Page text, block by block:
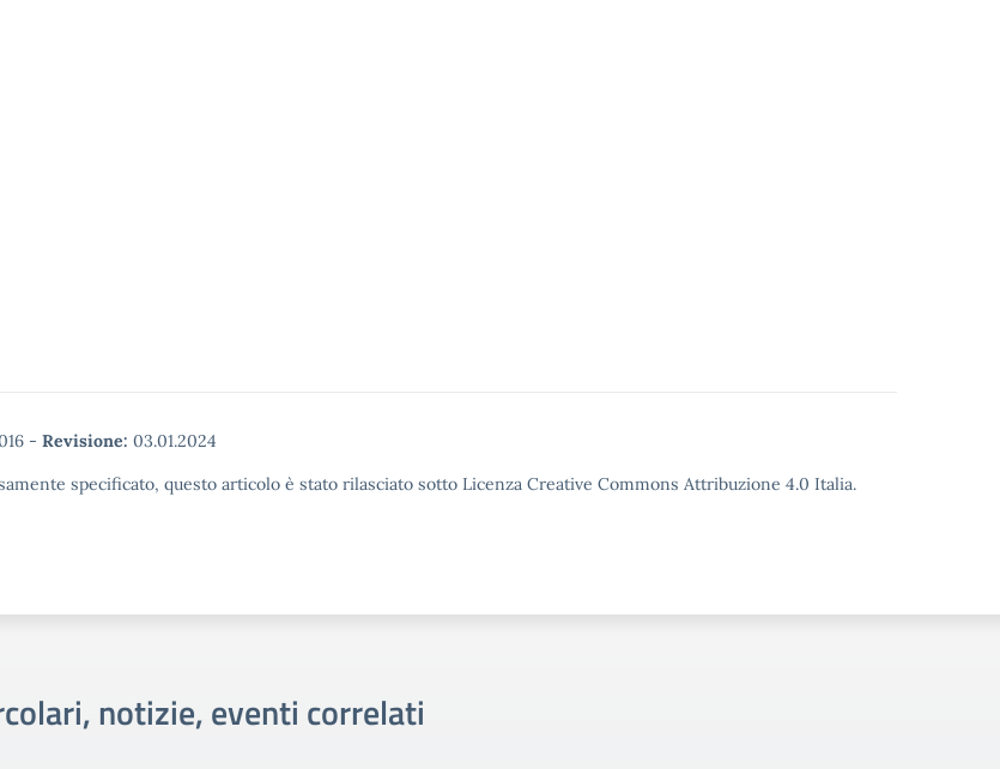
- Revisione: 03.01.2024
specificato, questo articolo è stato rilasciato sotto Licenza Creative Commons Attribuzione 4.0 Italia.
notizie, eventi correlati